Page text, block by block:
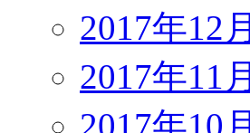
2017年12月
2017年11月